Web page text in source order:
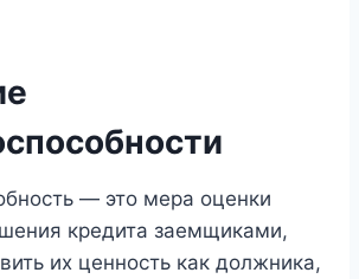
— это мера оценки
кредита заемщиками,
их ценность как должника,